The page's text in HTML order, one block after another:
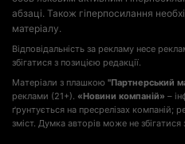
абзаці. Також гіперпосилання
матеріалу.
Відповідальність за рекламу несе
збігатися з позицією редакції.
Матеріали з плашкою "Партнерський
реклами (21+). «Новини компаній» –
ґрунтується на пресрелізах компаній;
зміст. Думка авторів може не збігатися